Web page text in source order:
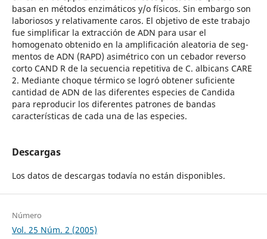
basan en métodos enzimáticos y/o físicos. Sin embargo son
laboriosos y relativamente caros. El objetivo de este trabajo
fue simplificar la extracción de ADN para usar el
homogenato obtenido en la amplificación aleatoria de seg-
mentos de ADN (RAPD) asimétrico con un cebador reverso
corto CAND R de la secuencia repetitiva de C. albicans CARE
2. Mediante choque térmico se logró obtener suficiente
cantidad de ADN de las diferentes especies de Candida
para reproducir los diferentes patrones de bandas
características de cada una de las especies.
Descargas
Los datos de descargas todavía no están disponibles.
Número
Vol. 25 Núm. 2 (2005)